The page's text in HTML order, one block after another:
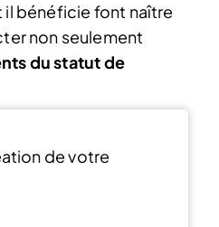
il bénéficie font naître
non seulement
du statut de
de votre